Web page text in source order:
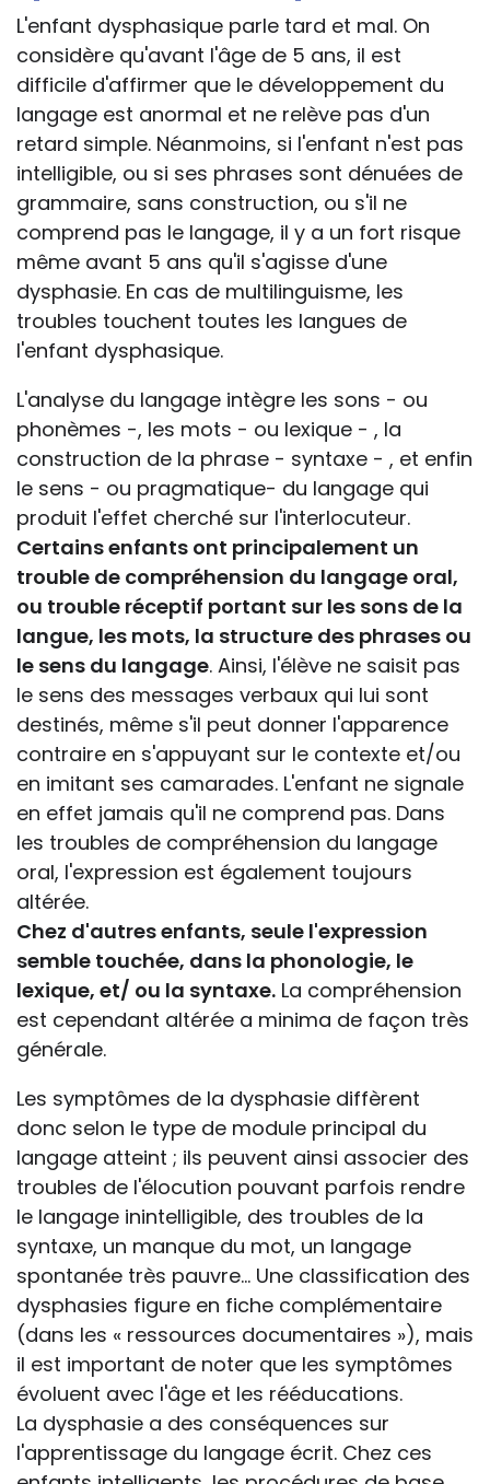
L'enfant dysphasique parle tard et mal. On
considère qu'avant l'âge de 5 ans, il est
difficile d'affirmer que le développement du
langage est anormal et ne relève pas d'un
retard simple. Néanmoins, si l'enfant n'est pas
intelligible, ou si ses phrases sont dénuées de
grammaire, sans construction, ou s'il ne
comprend pas le langage, il y a un fort risque
même avant 5 ans qu'il s'agisse d'une
dysphasie. En cas de multilinguisme, les
troubles touchent toutes les langues de
l'enfant dysphasique.
L'analyse du langage intègre les sons - ou
phonèmes -, les mots - ou lexique - , la
construction de la phrase - syntaxe - , et enfin
le sens - ou pragmatique- du langage qui
produit l'effet cherché sur l'interlocuteur.
Certains enfants ont principalement un
trouble de compréhension du langage oral,
ou trouble réceptif portant sur les sons de la
langue, les mots, la structure des phrases ou
le sens du langage. Ainsi, l'élève ne saisit pas
le sens des messages verbaux qui lui sont
destinés, même s'il peut donner l'apparence
contraire en s'appuyant sur le contexte et/ou
en imitant ses camarades. L'enfant ne signale
en effet jamais qu'il ne comprend pas. Dans
les troubles de compréhension du langage
oral, l'expression est également toujours
altérée.
Chez d'autres enfants, seule l'expression
semble touchée, dans la phonologie, le
lexique, et/ ou la syntaxe. La compréhension
est cependant altérée a minima de façon très
générale.
Les symptômes de la dysphasie diffèrent
donc selon le type de module principal du
langage atteint ; ils peuvent ainsi associer des
troubles de l'élocution pouvant parfois rendre
le langage inintelligible, des troubles de la
syntaxe, un manque du mot, un langage
spontanée très pauvre... Une classification des
dysphasies figure en fiche complémentaire
(dans les « ressources documentaires »), mais
il est important de noter que les symptômes
évoluent avec l'âge et les rééducations.
La dysphasie a des conséquences sur
l'apprentissage du langage écrit. Chez ces